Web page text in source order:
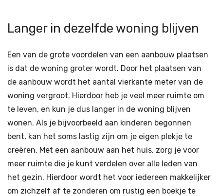
Langer in dezelfde woning blijven
Een van de grote voordelen van een aanbouw plaatsen
is dat de woning groter wordt. Door het plaatsen van
de aanbouw wordt het aantal vierkante meter van de
woning vergroot. Hierdoor heb je veel meer ruimte om
te leven, en kun je dus langer in de woning blijven
wonen. Als je bijvoorbeeld aan kinderen begonnen
bent, kan het soms lastig zijn om je eigen plekje te
creëren. Met een aanbouw aan het huis, zorg je voor
meer ruimte die je kunt verdelen over alle leden van
het gezin. Hierdoor wordt het voor iedereen makkelijker
om zichzelf af te zonderen om rustig een boekje te